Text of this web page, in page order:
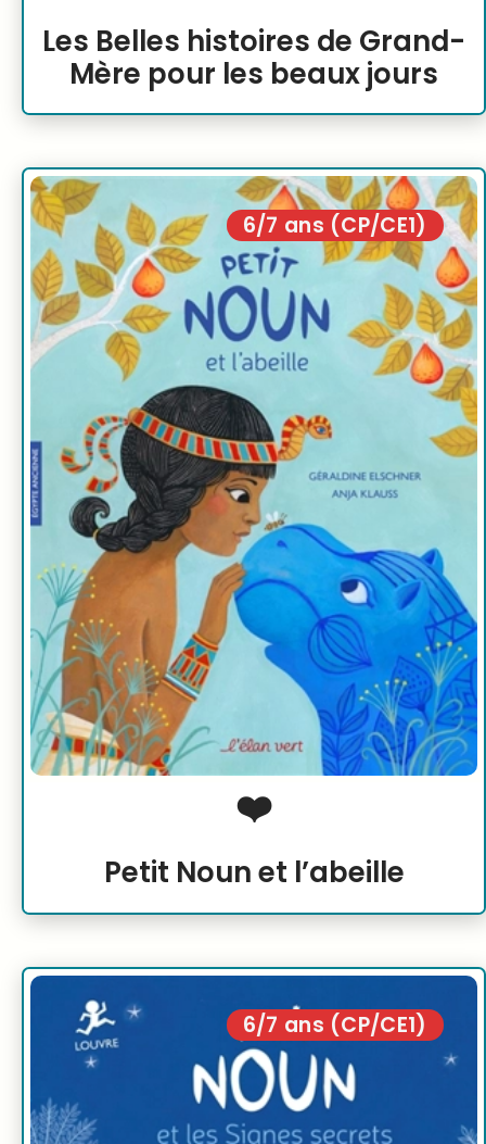
Les Belles histoires de Grand-
Mère pour les beaux jours
6/7 ans (CP/CE1)
❤️
Petit Noun et l’abeille
6/7 ans (CP/CE1)